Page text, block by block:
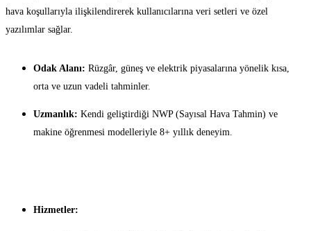
hava koşullarıyla ilişkilendirerek kullanıcılarına veri setleri ve özel
yazılımlar sağlar.
Odak Alanı: Rüzgâr, güneş ve elektrik piyasalarına yönelik kısa,
orta ve uzun vadeli tahminler.
Uzmanlık: Kendi geliştirdiği NWP (Sayısal Hava Tahmin) ve
makine öğrenmesi modelleriyle 8+ yıllık deneyim.
Hizmetler: